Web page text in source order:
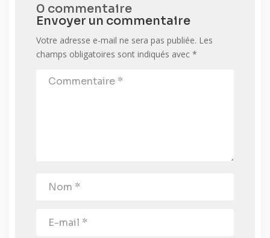
0 commentaire
Envoyer un commentaire
Votre adresse e-mail ne sera pas publiée. Les
champs obligatoires sont indiqués avec *